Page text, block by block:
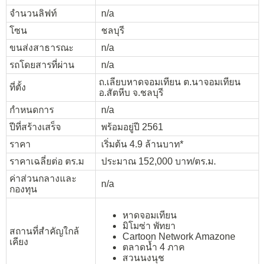
จำนวนลิฟท์
n/a
โซน
ชลบุรี
ขนส่งสาธารณะ
n/a
รถโดยสารที่ผ่าน
n/a
ที่ตั้ง
ถ.เลียบหาดจอมเทียน ต.นาจอมเทียน
อ.สัตหีบ จ.ชลบุรี
กำหนดการ
n/a
ปีที่สร้างเสร็จ
พร้อมอยู่ปี 2561
ราคา
เริ่มต้น 4.9 ล้านบาท*
ราคาเฉลี่ยต่อ ตร.ม
ประมาณ 152,000 บาท/ตร.ม.
ค่าส่วนกลางและ
กองทุน
n/a
สถานที่สำคัญใกล้
เคียง
หาดจอมเทียน
มิโมซ่า พัทยา
Cartoon Network Amazone
ตลาดน้ำ 4 ภาค
สวนนงนุช